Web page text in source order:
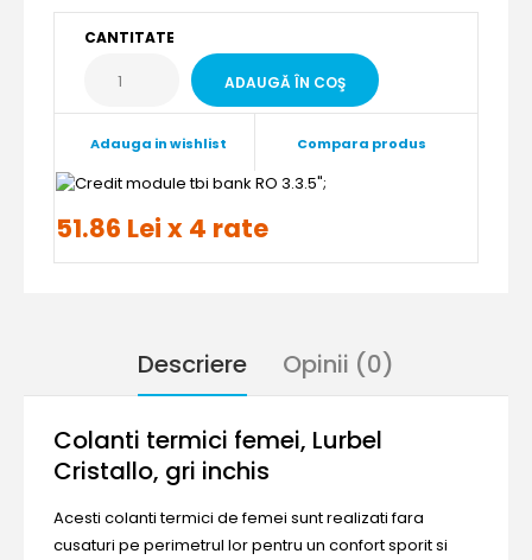
CANTITATE
Adauga in wishlist Compara produs
";
51.86 Lei x 4 rate
Descriere Opinii (0)
Colanti termici femei, Lurbel
Cristallo, gri inchis
Acesti colanti termici de femei sunt realizati fara
cusaturi pe perimetrul lor pentru un confort sporit si